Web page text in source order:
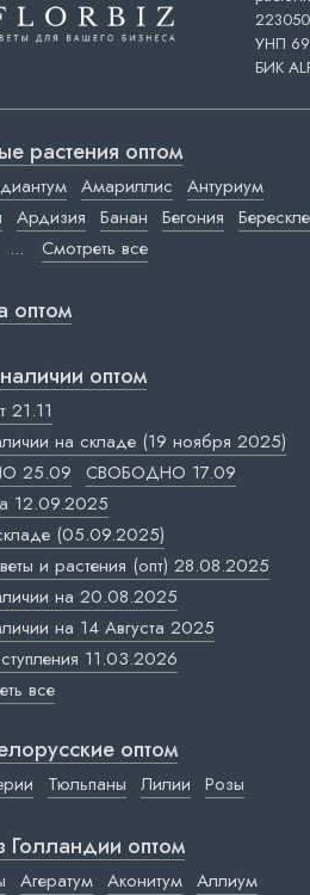
УНП
БИК
растения оптом
Амариллис Антуриум
Ардизия Банан Бегония
... Смотреть все
оптом
оптом
21.11
на складе (19 ноября 2025)
25.09 СВОБОДНО 17.09
12.09.2025
(05.09.2025)
и растения (опт) 28.08.2025
на 20.08.2025
на 14 Августа 2025
11.03.2026
все
оптом
Тюльпаны Лилии Розы
Голландии оптом
Агератум Аконитум Аллиум